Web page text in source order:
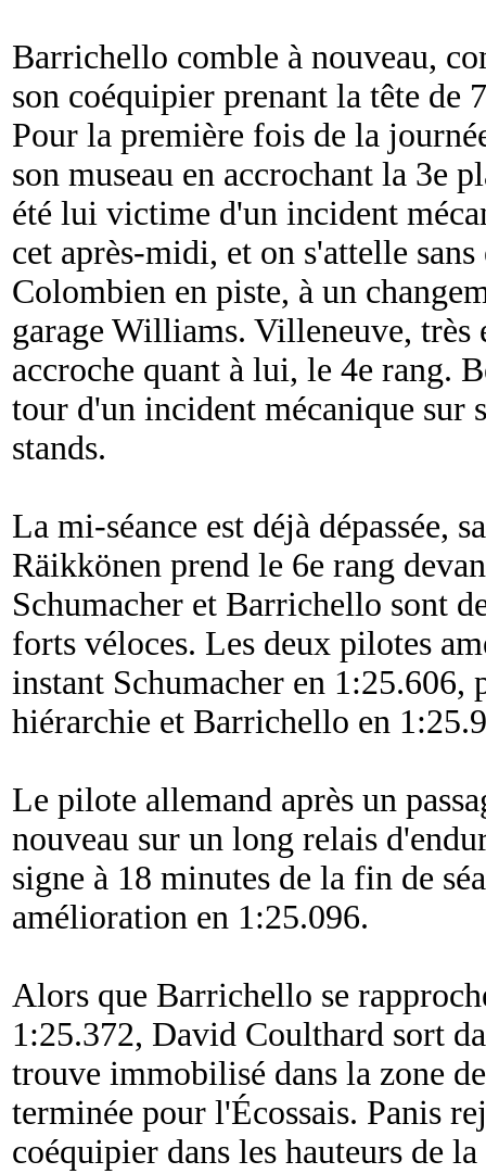
Barrichello comble à nouveau,
son coéquipier prenant la tête de
Pour la première fois de la
son museau en accrochant la 3e
été lui victime d'un incident
cet après-midi, et on s'attelle
Colombien en piste, à un
garage Williams. Villeneuve, très
accroche quant à lui, le 4e rang.
tour d'un incident mécanique sur
stands.
La mi-séance est déjà dépassée,
Räikkönen prend le 6e rang
Schumacher et Barrichello sont
forts véloces. Les deux pilotes
instant Schumacher en 1:25.606,
hiérarchie et Barrichello en
Le pilote allemand après un
nouveau sur un long relais
signe à 18 minutes de la fin de
amélioration en 1:25.096.
Alors que Barrichello se
1:25.372, David Coulthard sort
trouve immobilisé dans la zone
terminée pour l'Écossais. Panis
coéquipier dans les hauteurs de